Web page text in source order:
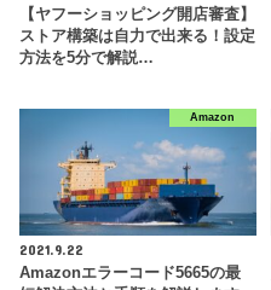
【ヤフーショッピング開店審査】
ストア構築は自力で出来る！設定
方法を5分で解説…
Amazon
2021.9.22
Amazonエラーコード5665の最